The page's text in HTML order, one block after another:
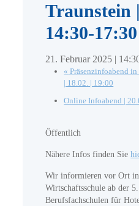
Traunstein
14:30-17:30
21. Februar 2025 |
« Präsenzinfoabend
| 18.02. | 19:00
Online Infoabend |
Öffentlich
Nähere Infos finden Sie
Wir informieren vor Ort
Wirtschaftsschule ab der
Berufsfachschulen für